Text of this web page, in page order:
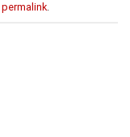
permalink